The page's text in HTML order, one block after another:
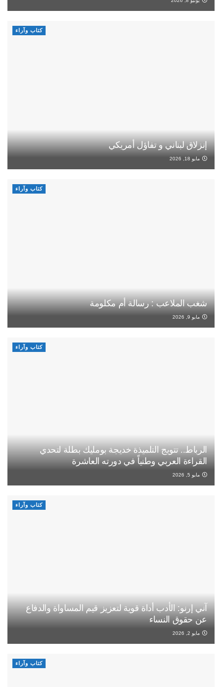
كتاب وآراء
إنزلاق لبناني و تفاؤل أمريكي
مايو 18, 2026
كتاب وآراء
شغب الملاعب : رسالة أم مكلومة
مايو 9, 2026
كتاب وآراء
الرباط.. تتويج التلميذة خديجة بومليك بطلة لتحدي
القراءة العربي وطنياً في دورته العاشرة
مايو 5, 2026
كتاب وآراء
آني إرنو: الأدب أداة قوية لتعزيز قيم المساواة والدفاع
عن حقوق النساء
مايو 2, 2026
كتاب وآراء